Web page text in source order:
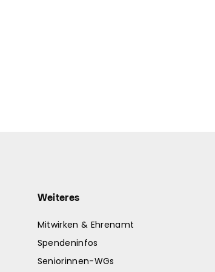
Weiteres
Mitwirken & Ehrenamt
Spendeninfos
Seniorinnen-WGs